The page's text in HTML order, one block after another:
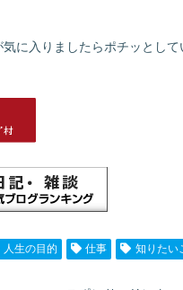
に入りましたらポチッとし
人生の目的 仕事 知りたい